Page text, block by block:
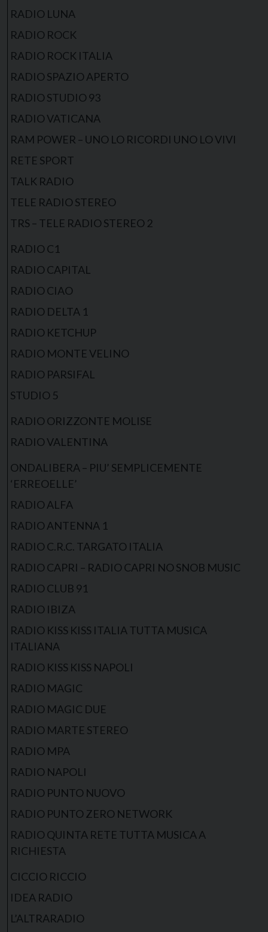
RADIO LUNA
RADIO ROCK
RADIO ROCK ITALIA
RADIO SPAZIO APERTO
RADIO STUDIO 93
RADIO VATICANA
RAM POWER – UNO LO RICORDI UNO LO VIVI
RETE SPORT
TALK RADIO
TELE RADIO STEREO
TRS – TELE RADIO STEREO 2
RADIO C1
RADIO CAPITAL
RADIO CIAO
RADIO DELTA 1
RADIO KETCHUP
RADIO MONTE VELINO
RADIO PARSIFAL
STUDIO 5
RADIO ORIZZONTE MOLISE
RADIO VALENTINA
ONDALIBERA – PIU’ SEMPLICEMENTE
‘ERREOELLE’
RADIO ALFA
RADIO ANTENNA 1
RADIO C.R.C. TARGATO ITALIA
RADIO CAPRI – RADIO CAPRI NO SNOB MUSIC
RADIO CLUB 91
RADIO IBIZA
RADIO KISS KISS ITALIA TUTTA MUSICA
ITALIANA
RADIO KISS KISS NAPOLI
RADIO MAGIC
RADIO MAGIC DUE
RADIO MARTE STEREO
RADIO MPA
RADIO NAPOLI
RADIO PUNTO NUOVO
RADIO PUNTO ZERO NETWORK
RADIO QUINTA RETE TUTTA MUSICA A
RICHIESTA
CICCIO RICCIO
IDEA RADIO
L’ALTRARADIO